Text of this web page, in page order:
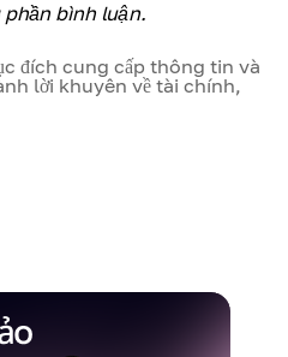
bình luận.
đích cung cấp thông tin và
lời khuyên về tài chính,